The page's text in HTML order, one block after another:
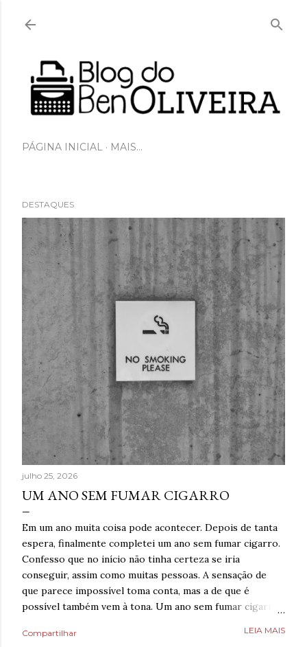
PÁGINA INICIAL MAIS…
DESTAQUES
julho 25, 2026
UM ANO SEM FUMAR CIGARRO
Em um ano muita coisa pode acontecer. Depois de tanta
espera, finalmente completei um ano sem fumar cigarro.
Confesso que no início não tinha certeza se iria
conseguir, assim como muitas pessoas. A sensação de
que parece impossível toma conta, mas a de que é
possível também vem à tona. Um ano sem fumar cigarro.
estava mais interessado no quanto havia ganhado de
Compartilhar LEIA MAIS